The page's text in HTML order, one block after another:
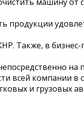
машину от
продукции
Также, в бизнес-
на
всей компании в
и грузовых